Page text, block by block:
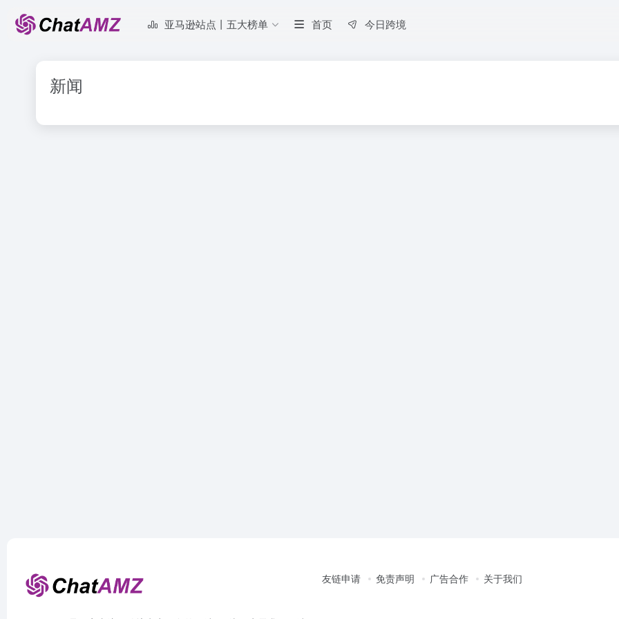
亚马逊站点丨五大榜单 首页 今日跨境
新闻
友链申请 免责声明 广告合作 关于我们